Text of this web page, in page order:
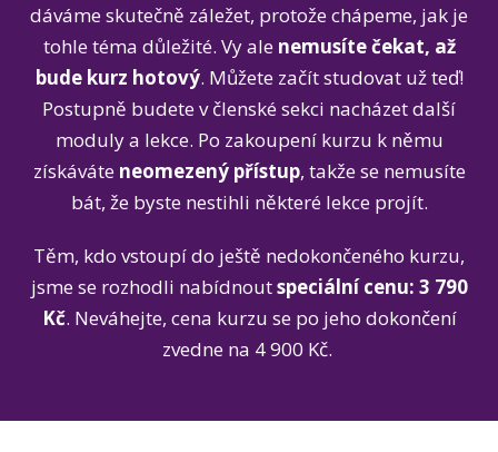
dáváme skutečně záležet, protože chápeme, jak je
tohle téma důležité. Vy alenemusíte čekat, až
bude kurz hotový. Můžete začít studovat už teď!
Postupně budete v členské sekci nacházet další
moduly a lekce. Po zakoupení kurzu k němu
získáváte neomezený přístup, takže se nemusíte
bát, že byste nestihli některé lekce projít.
Těm, kdo vstoupí do ještě nedokončeného kurzu,
jsme se rozhodli nabídnoutspeciální cenu: 3 790
Kč. Neváhejte, cena kurzu se po jeho dokončení
zvedne na 4 900 Kč.